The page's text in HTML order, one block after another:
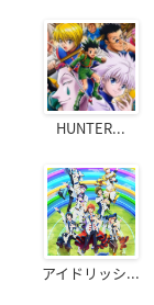
HUNTER...
アイドリッシ...